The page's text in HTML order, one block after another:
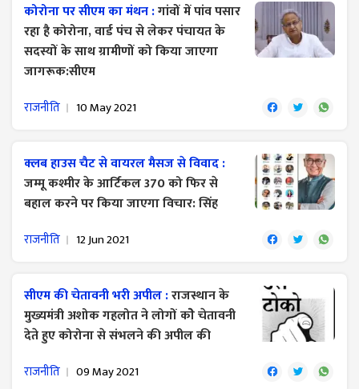
कोरोना पर सीएम का मंथन :गांवों में पांव पसार
रहा है कोरोना, वार्ड पंच से लेकर पंचायत के
सदस्यों के साथ ग्रामीणों को किया जाएगा
जागरूक:सीएम
राजनीति 10 May 2021
क्लब हाउस चैट से वायरल मैसज से विवाद :
जम्मू कश्मीर के आर्टिकल 370 को फिर से
बहाल करने पर किया जाएगा विचार: सिंह
राजनीति 12 Jun 2021
सीएम की चेतावनी भरी अपील :राजस्थान के
मुख्यमंत्री अशोक गहलोत ने लोगों कोे चेतावनी
देते हुए कोरोना से संभलने की अपील की
राजनीति 09 May 2021